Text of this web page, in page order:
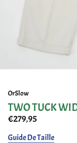
OrSlow
TWO TUCK
€279,95
Guide De Taille